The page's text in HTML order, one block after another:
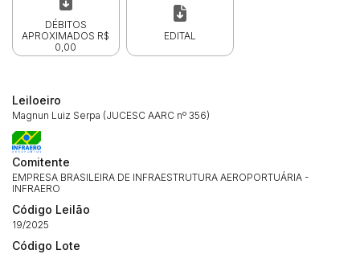
DÉBITOS
APROXIMADOS R$
0,00
EDITAL
Leiloeiro
Magnun Luiz Serpa (JUCESC AARC nº 356)
Comitente
EMPRESA BRASILEIRA DE INFRAESTRUTURA AEROPORTUÁRIA -
INFRAERO
Código Leilão
19/2025
Código Lote